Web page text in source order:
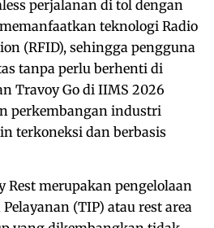
perjalanan di tol dengan
teknologi Radio
(RFID), sehingga pengguna
tanpa perlu berhenti di
Travoy Go di IIMS 2026
perkembangan industri
terkoneksi dan berbasis
Rest merupakan pengelolaan
(TIP) atau rest area